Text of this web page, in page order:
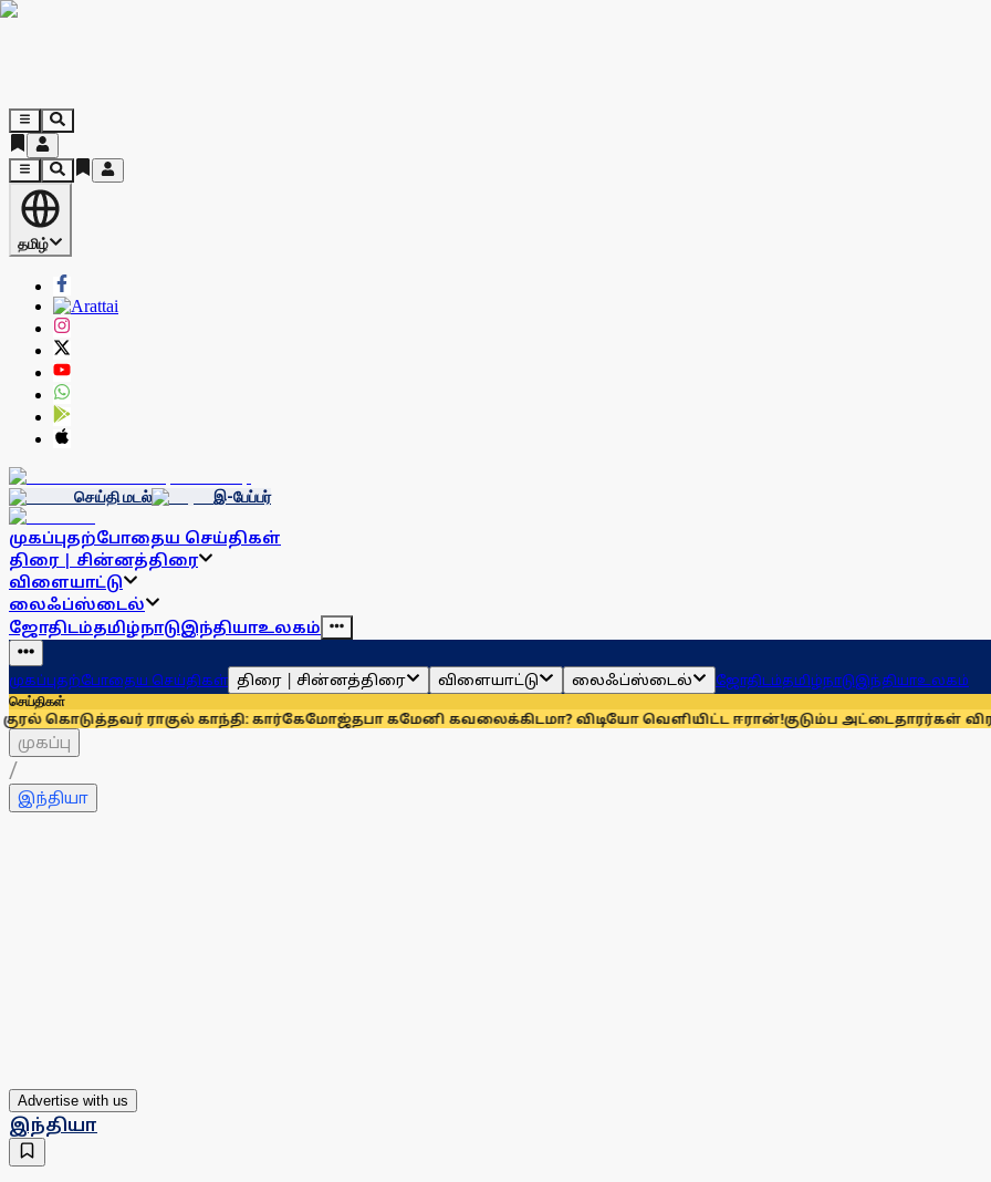
தமிழ்
செய்தி மடல் இ-பேப்பர்
முகப்புதற்போதைய செய்திகள்
திரை | சின்னத்திரை
விளையாட்டு
லைஃப்ஸ்டைல்
ஜோதிடம்தமிழ்நாடுஇந்தியாஉலகம்
முகப்புதற்போதைய செய்திகள் திரை | சின்னத்திரை விளையாட்டு லைஃப்ஸ்டைல் ஜோதிடம்தமிழ்நாடுஇந்தியாஉலகம்
செய்திகள்
ராகுல் காந்தி: கார்கேமோஜ்தபா கமேனி கவலைக்கிடமா? விடியோ வெளியிட்ட ஈரான்!குடும்ப அட்டைதாரர்கள் விரல்ரேகை
முகப்பு
/
இந்தியா
Advertise with us
இந்தியா